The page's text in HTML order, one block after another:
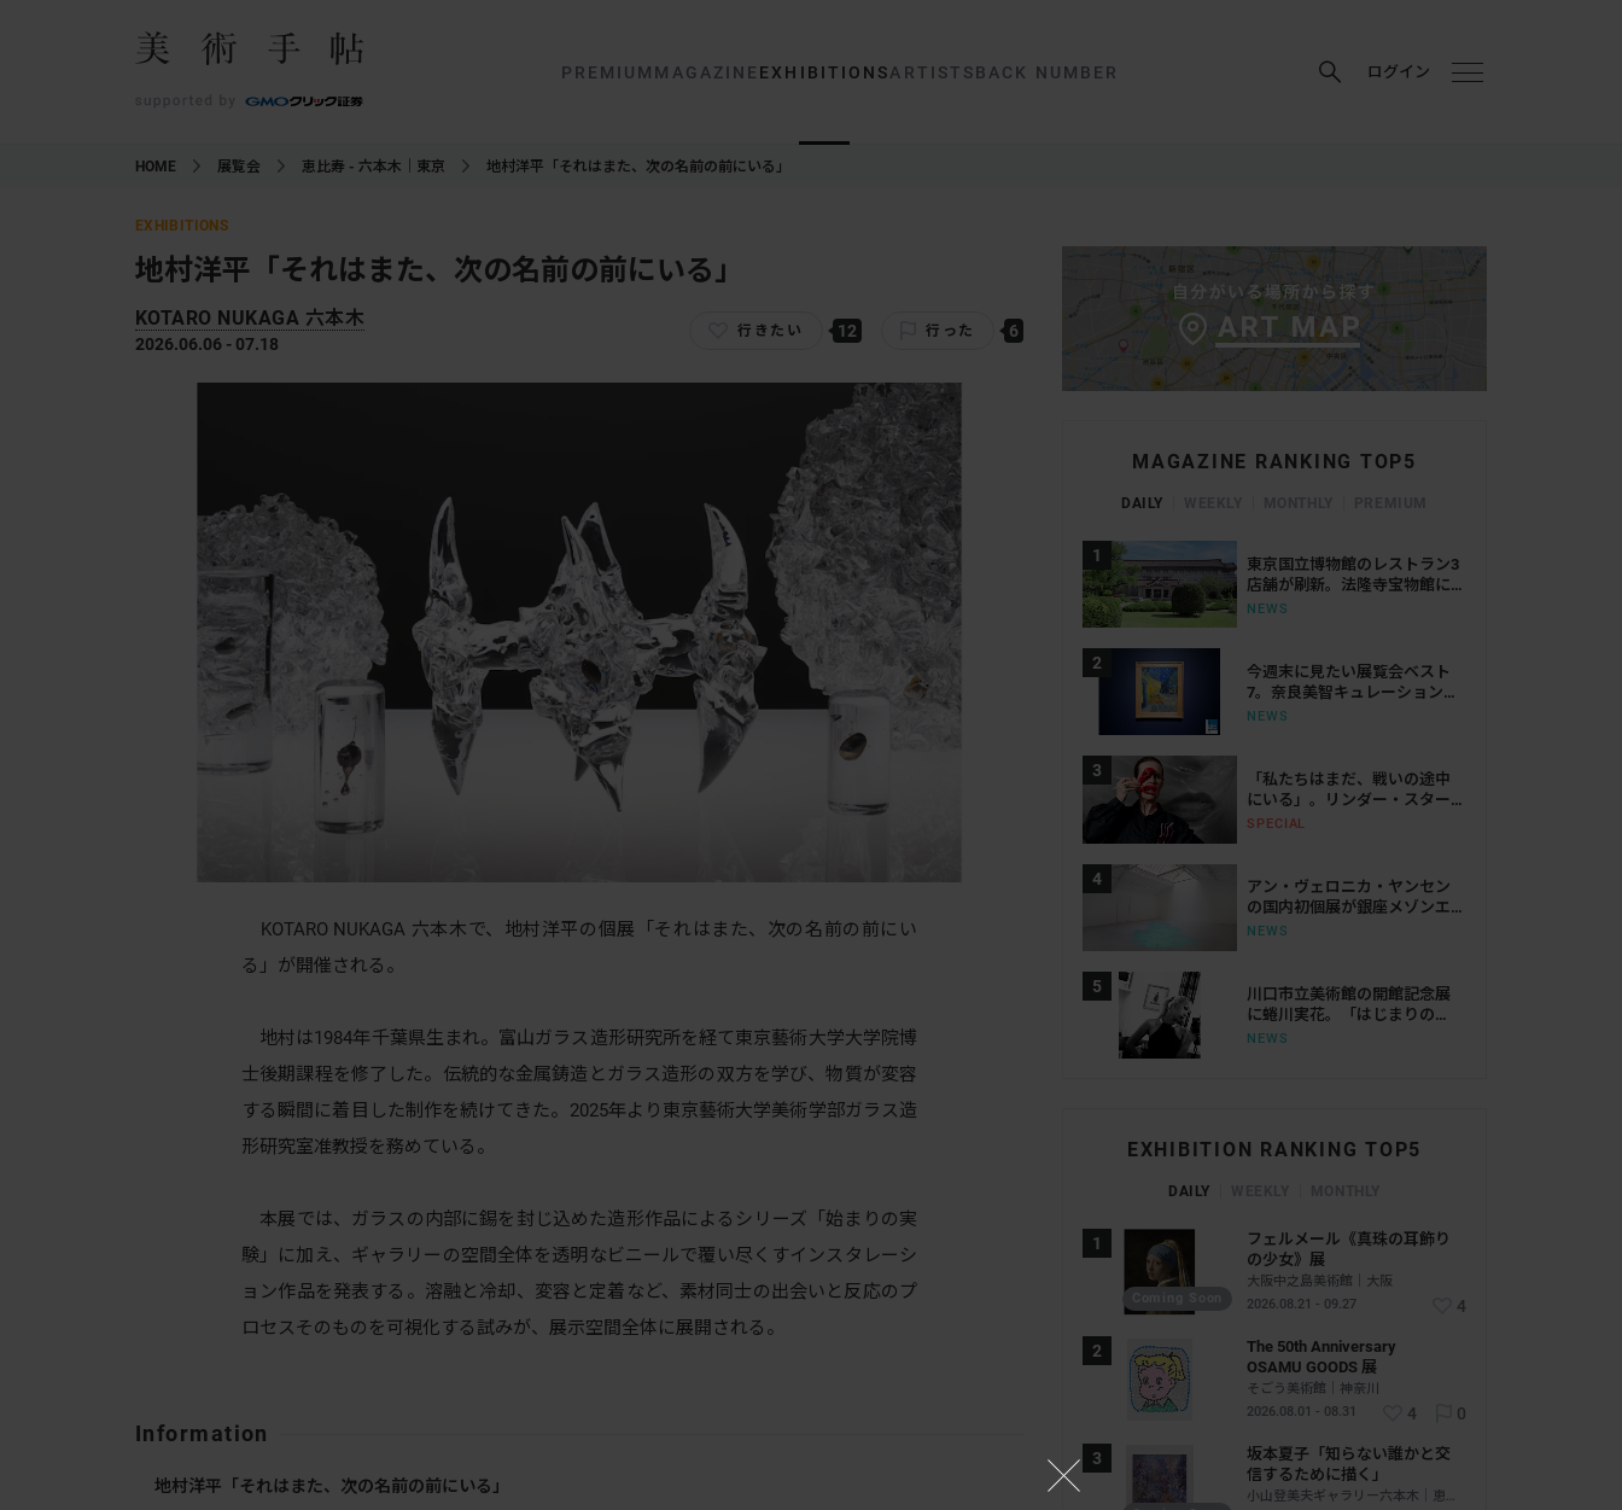
PREMIUM MAGAZINE EXHIBITIONSARTISTSBACK NUMBER ログイン
HOME 展覧会 恵比寿 - 六本木｜東京 地村洋平「それはまた、次の名前の前にいる」
EXHIBITIONS
地村洋平「それはまた、次の名前の前にいる」
KOTARO NUKAGA 六本木
2026.06.06 - 07.18
行きたい 12 行った 6
KOTARO NUKAGA 六本木で、地村洋平の個展「それはまた、次の名前の前にい
る」が開催される。
地村は1984年千葉県生まれ。富山ガラス造形研究所を経て東京藝術大学大学院博
士後期課程を修了した。伝統的な金属鋳造とガラス造形の双方を学び、物質が変容
する瞬間に着目した制作を続けてきた。2025年より東京藝術大学美術学部ガラス造
形研究室准教授を務めている。
本展では、ガラスの内部に錫を封じ込めた造形作品によるシリーズ「始まりの実
験」に加え、ギャラリーの空間全体を透明なビニールで覆い尽くすインスタレーシ
ョン作品を発表する。溶融と冷却、変容と定着など、素材同士の出会いと反応のプ
ロセスそのものを可視化する試みが、展示空間全体に展開される。
Information
地村洋平「それはまた、次の名前の前にいる」
MAGAZINE RANKING TOP5
DAILY
東京国立博物館のレストラン3
店舗が刷新。法隆寺宝物館に
は「鮨会席 おく乃」がオープ
NEWS
今週末に見たい展覧会ベスト
7。奈良美智キュレーション展
から大ゴッホ展、ボッティチ
NEWS
「私たちはまだ、戦いの途中
にいる」。リンダー・スター
リングが語る、表現と抵抗の
SPECIAL
アン・ヴェロニカ・ヤンセン
の国内初個展が銀座メゾンエ
ルメス ル・フォーラムで開
NEWS
川口市立美術館の開館記念展
に蜷川実花。「はじまりの
光」で創作の原点をたどる
NEWS
EXHIBITION RANKING TOP5
DAILY
フェルメール《真珠の耳飾り
の少女》展
大阪中之島美術館｜大阪
2026.08.21 - 09.27
4
The 50th Anniversary
OSAMU GOODS 展
そごう美術館｜神奈川
2026.08.01 - 08.31
4 0
坂本夏子「知らない誰かと交
信するために描く」
小山登美夫ギャラリー六本木｜恵比寿 - 六本木｜東京